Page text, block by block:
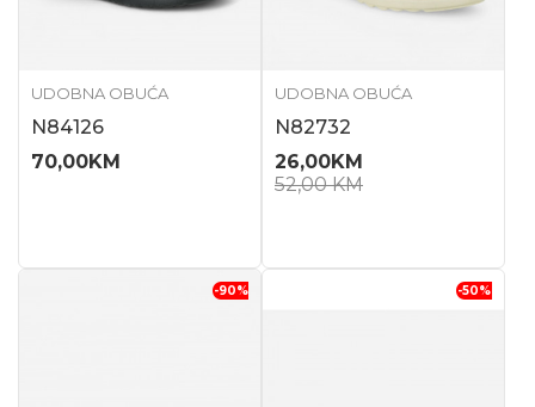
UDOBNA OBUĆA
N84126
70,00KM
UDOBNA OBUĆA
N82732
26,00KM
52,00KM
-90% -50%